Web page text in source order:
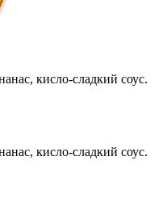
кисло-сладкий соус.
кисло-сладкий соус.